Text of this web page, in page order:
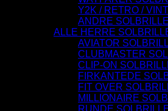
Y2K / RETRO /
ANDRE
ALLE HERRE
AVIATOR
CLUBMASTER
CLIP-ON
FIRKANTEDE
FIT OVER
MILLIONAIRE
RUNDE